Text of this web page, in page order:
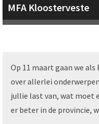
MFA Kloosterveste
Op 11 maart gaan we
over allerlei
jullie last van, wat moet
er beter in de provincie,